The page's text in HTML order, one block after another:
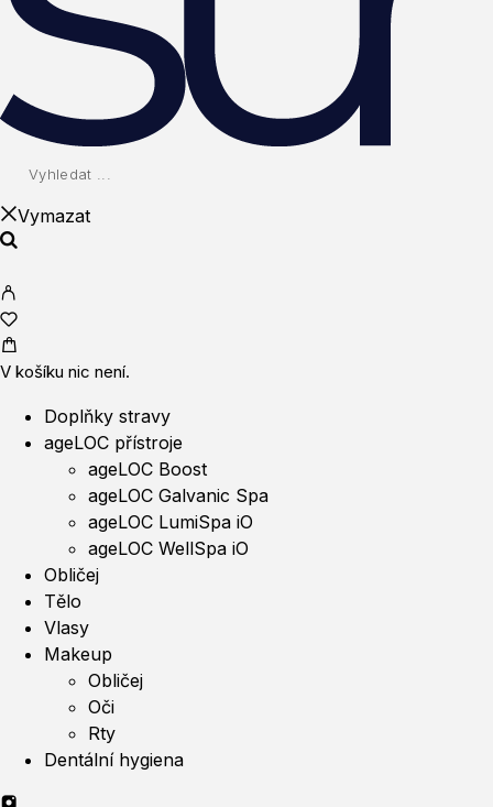
Vymazat
V košíku nic není.
Doplňky stravy
ageLOC přístroje
ageLOC Boost
ageLOC Galvanic Spa
ageLOC LumiSpa iO
ageLOC WellSpa iO
Obličej
Tělo
Vlasy
Makeup
Obličej
Oči
Rty
Dentální hygiena